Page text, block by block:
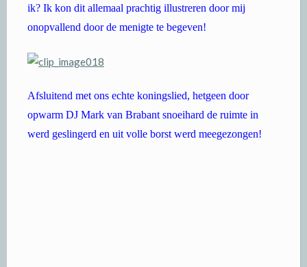
ik? Ik kon dit allemaal prachtig illustreren door mij
onopvallend door de menigte te begeven!
Afsluitend met ons echte koningslied, hetgeen door
opwarm DJ Mark van Brabant snoeihard de ruimte in
werd geslingerd en uit volle borst werd meegezongen!